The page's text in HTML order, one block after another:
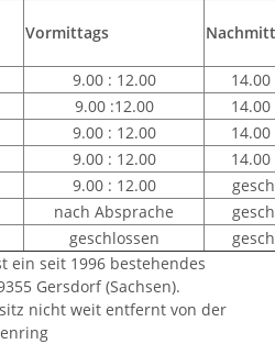
Vormittags
9.00 : 12.00
9.00 :12.00
9.00 : 12.00
9.00 : 12.00
9.00 : 12.00
nach Absprache
geschlossen
ein seit 1996 bestehendes
Gersdorf (Sachsen).
nicht weit entfernt von der